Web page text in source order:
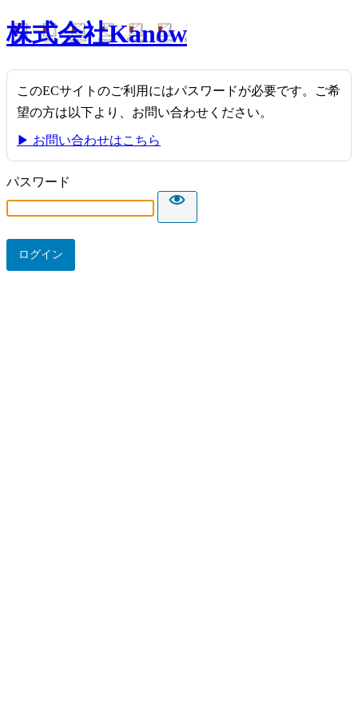
株式会社Kanow
このECサイトのご利用にはパスワードが必要です。ご希
望の方は以下より、お問い合わせください。
▶ お問い合わせはこちら
パスワード